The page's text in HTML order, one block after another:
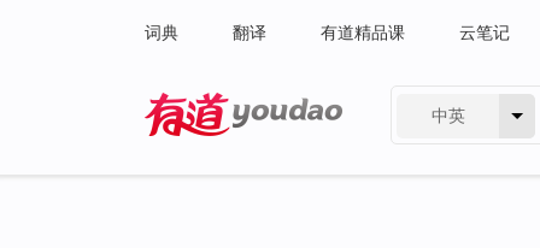
词典 翻译 有道精品课 云笔记
中英